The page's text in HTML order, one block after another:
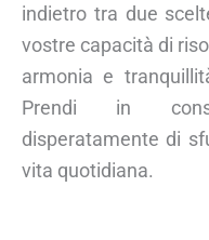
indietro tra due
vostre capacità di
armonia e
Prendi in
disperatamente di
vita quotidiana.